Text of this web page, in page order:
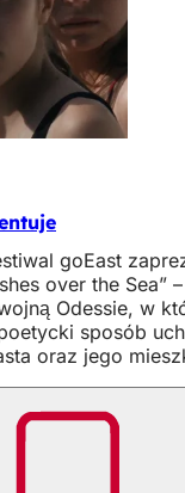
goEast
over the Sea”
Odessie, w
sposób
oraz jego